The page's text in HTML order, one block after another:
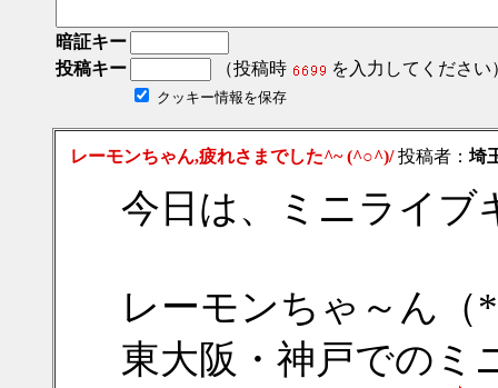
暗証キー
投稿キー
（投稿時 を入力してください
クッキー情報を保存
レーモンちゃん,疲れさまでした^~ (^○^)/投稿者： 埼
今日は、ミニライブ
レーモンちゃ～ん（
東大阪・神戸でのミ